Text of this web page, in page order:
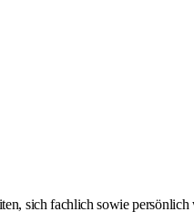
sich fachlich sowie